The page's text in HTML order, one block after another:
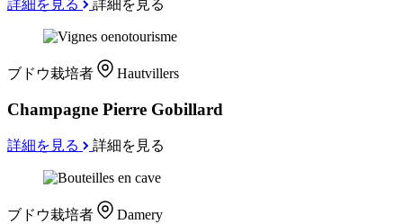
詳細を見る 詳細を見る
ブドウ栽培者 Hautvillers
Champagne Pierre Gobillard
詳細を見る 詳細を見る
ブドウ栽培者 Damery